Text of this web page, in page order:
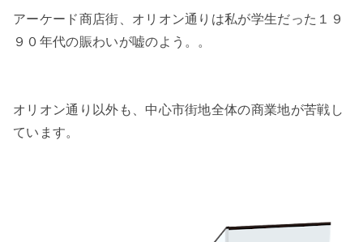
アーケード商店街、オリオン通りは私が学生だった１９
９０年代の賑わいが嘘のよう。。
オリオン通り以外も、中心市街地全体の商業地が苦戦し
ています。